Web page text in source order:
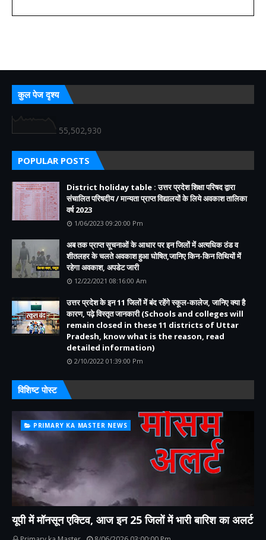
कुल पेज दृश्य
55,502,930
POPULAR POSTS
District holiday table : उत्तर प्रदेश शिक्षा परिषद द्वारा
संचालित परिषदीय / मान्यता प्राप्त विद्यालयों के लिये अवकाश तालिका
वर्ष 2023
1/06/2023 09:20:00 Pm
अब तक प्राप्त सूचनाओं के आधार पर इन जिलों में अत्यधिक ठंड व
शीतलहर के चलते अवकाश हुआ घोषित,जानिए किन-किन तिथियों में
रहेगा अवकाश, अपडेट जारी
12/22/2021 08:16:00 Am
उत्तर प्रदेश के इन 11 जिलों में बंद रहेंगे स्कूल-कालेज, जानिए क्या है
कारण, पढ़े विस्तृत जानकारी (Schools and colleges will
remain closed in these 11 districts of Uttar
Pradesh, know what is the reason, read
detailed information)
2/10/2022 01:39:00 Pm
विशिष्ट पोस्ट
PRIMARY KA MASTER NEWS
यूपी में मॉनसून एक्टिव, आज इन 25 जिलों में भारी बारिश का अलर्ट